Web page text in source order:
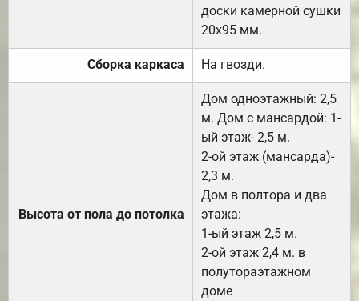
доски камерной сушки
20х95 мм.
Сборка каркаса На гвозди.
Высота от пола до потолка
Дом одноэтажный: 2,5
м. Дом с мансардой: 1-
ый этаж- 2,5 м.
2-ой этаж (мансарда)-
2,3 м.
Дом в полтора и два
этажа:
1-ый этаж 2,5 м.
2-ой этаж 2,4 м. в
полутораэтажном
доме